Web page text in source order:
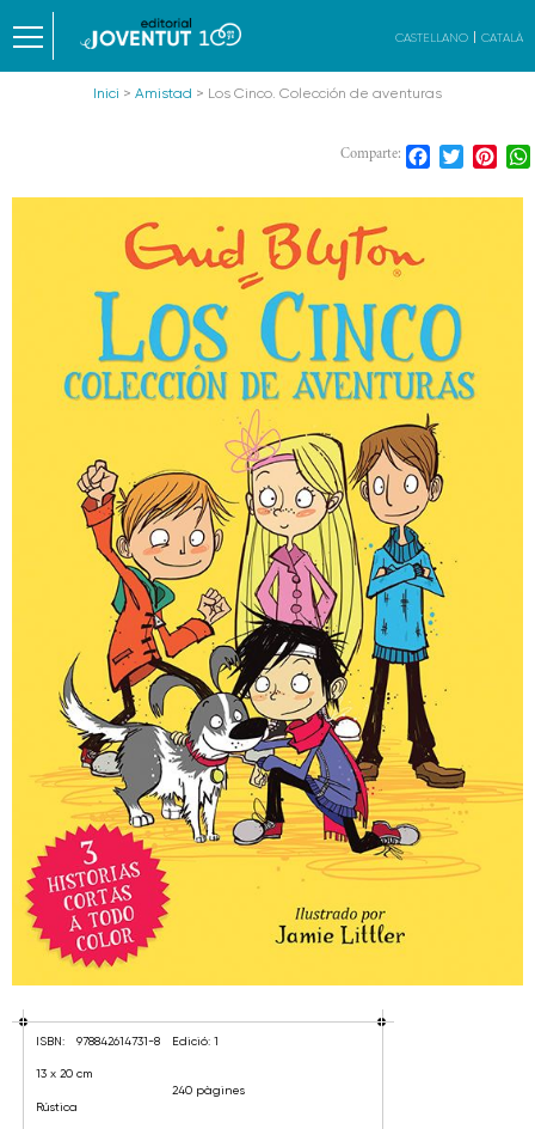
CASTELLANO CATALÀ
Inici > Amistad > Los Cinco. Colección de aventuras
Comparte: Facebook
Twitter
ISBN: 978842614731-8
13 x 20 cm
Rústica
Edició: 1
240 pàgines